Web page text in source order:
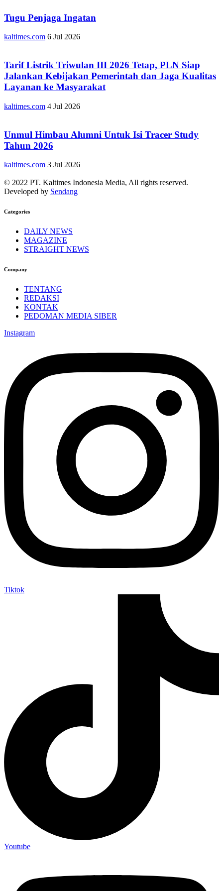
Tugu Penjaga Ingatan
kaltimes.com 6 Jul 2026
Tarif Listrik Triwulan III 2026 Tetap, PLN Siap
Jalankan Kebijakan Pemerintah dan Jaga Kualitas
Layanan ke Masyarakat
kaltimes.com 4 Jul 2026
Unmul Himbau Alumni Untuk Isi Tracer Study
Tahun 2026
kaltimes.com 3 Jul 2026
© 2022 PT. Kaltimes Indonesia Media, All rights reserved.
Developed by Sendang
Categories
DAILY NEWS
MAGAZINE
STRAIGHT NEWS
Company
TENTANG
REDAKSI
KONTAK
PEDOMAN MEDIA SIBER
Instagram
Tiktok
Youtube